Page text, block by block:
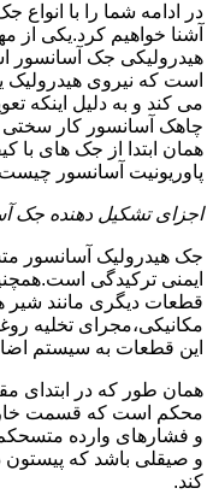
در ادامه شما را با
آشنا خواهیم کرد.یکی از
هیدرولیکی جک آسانسور
است که نیروی هیدرولیک
می کند و به دلیل اینکه
چاهک آسانسور کار سختی
همان ابتدا از جک های با
پاوریونیت آسانسور
اجزای تشکیل دهنده جک
جک هیدرولیک آسانسور
ایمنی ترکیدگی
قطعات دیگری مانند شیر
مکانیکی،مجرای تخلیه
این قطعات به سیستم
همان طور که در ابتدای
محکم است که قسمت
و فشارهای وارده
و صیقلی باشد که
کند.